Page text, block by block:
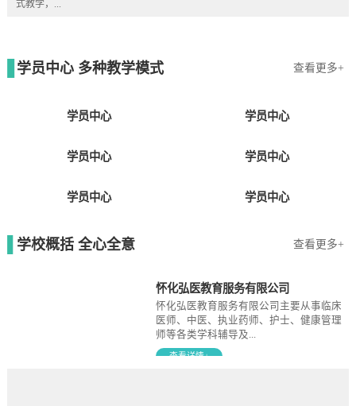
式教学，...
学员中心 多种教学模式 查看更多+
学员中心 学员中心
学员中心 学员中心
学员中心 学员中心
学校概括 全心全意 查看更多+
怀化弘医教育服务有限公司
怀化弘医教育服务有限公司主要从事临床
医师、中医、执业药师、护士、健康管理
师等各类学科辅导及...
查看详情+